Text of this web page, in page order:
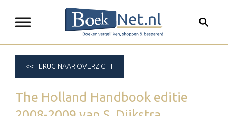
<< TERUG NAAR OVERZICHT
The Holland Handbook editie